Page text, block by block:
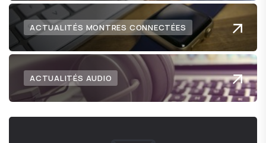
ACTUALITÉS MONTRES CONNECTÉES
ACTUALITÉS AUDIO